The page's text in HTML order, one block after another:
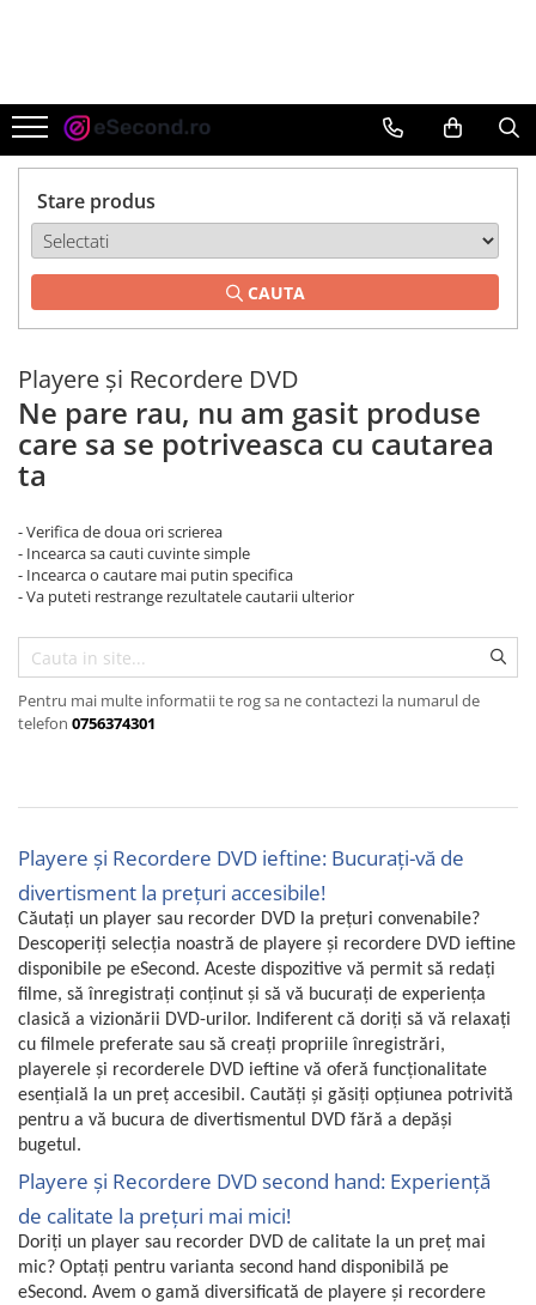
Auto Moto
Accesorii Auto
Anvelope & Jante
Covorase auto
Echipamente pentru Atelier
Reparatii si echipamente auto
Trotinete electrice
Casa, Gradina & Bricolaj
Accesorii usi
Curatenie si intretinere
Decoratiuni
Gradinarit
Hobby-uri creative
Iluminat & Electrice
Jaluzele
Kit-uri automatizari porti si usi
Mobila Living & Dining
Organizare si depozitare
Rafturi
Sanitare
Scule electrice si unelte
Silicon, spume si solutii tehnice
Sisteme Incalzire
Textile si covoare
Uscatoare rufe
Utilaje si materiale de constructii
Laptop, Tablete & Telefoane
Accesorii tablete
Laptopuri si Accesorii
Telefoane Mobile & accesorii
Wearable & Gadgeturi
Stare produs
CAUTA
Playere și Recordere DVD
Ne pare rau, nu am gasit produse
care sa se potriveasca cu cautarea
ta
- Verifica de doua ori scrierea
- Incearca sa cauti cuvinte simple
- Incearca o cautare mai putin specifica
- Va puteti restrange rezultatele cautarii ulterior
Pentru mai multe informatii te rog sa ne contactezi la numarul de
telefon 0756374301
Playere și Recordere DVD ieftine: Bucurați-vă de
divertisment la prețuri accesibile!
Căutați un player sau recorder DVD la prețuri convenabile?
Descoperiți selecția noastră de playere și recordere DVD ieftine
disponibile pe eSecond. Aceste dispozitive vă permit să redați
filme, să înregistrați conținut și să vă bucurați de experiența
clasică a vizionării DVD-urilor. Indiferent că doriți să vă relaxați
cu filmele preferate sau să creați propriile înregistrări,
playerele și recorderele DVD ieftine vă oferă funcționalitate
esențială la un preț accesibil. Cautăți și găsiți opțiunea potrivită
pentru a vă bucura de divertismentul DVD fără a depăși
bugetul.
Playere și Recordere DVD second hand: Experiență
de calitate la prețuri mai mici!
Doriți un player sau recorder DVD de calitate la un preț mai
mic? Optați pentru varianta second hand disponibilă pe
eSecond. Avem o gamă diversificată de playere și recordere